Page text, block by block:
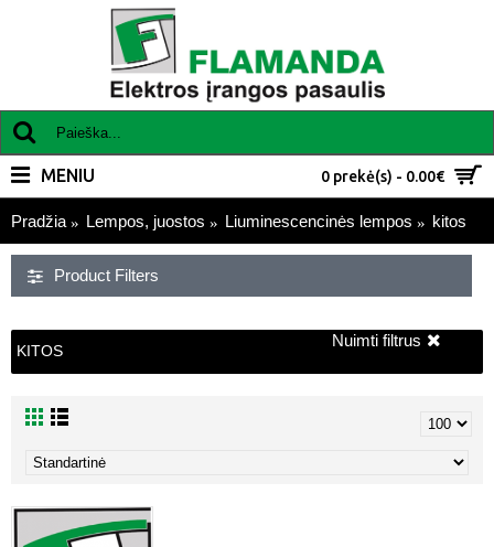
0 prekė(s) - 0.00€
MENIU
Pradžia Lempos, juostos Liuminescencinės lempos kitos
Product Filters
Nuimti filtrus
KITOS